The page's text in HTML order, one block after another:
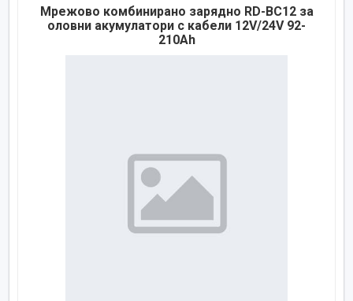
Мрежово комбинирано зарядно RD-BC12 за
оловни акумулатори с кабели 12V/24V 92-
210Ah